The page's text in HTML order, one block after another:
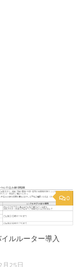
0
ルルーター導入
25日